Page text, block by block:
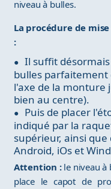
niveau à bulles.
La procédure de
:
Il suffit
bulles
l'axe de la monture
bien au centre).
Puis de placer
indiqué par la
supérieur, ainsi
Android, iOs et
Attention :le niveau à
place le capot de